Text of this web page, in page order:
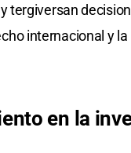
tergiversan
internacional y
en la